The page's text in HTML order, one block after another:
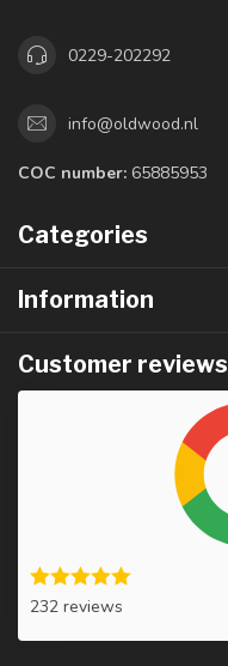
0229-202292
info@oldwood.nl
COC number: 65885953
Categories
Information
Customer reviews
232 reviews